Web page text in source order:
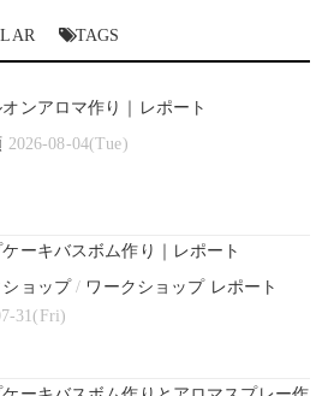
TAGS
オンアロマ作り｜レポート
2026-08-04(Tue)
ーキバスボム作り｜レポート
ショップ/ ワークショップ レポート
31(Fri)